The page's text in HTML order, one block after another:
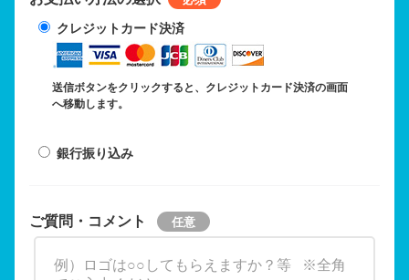
クレジットカード決済
送信ボタンをクリックすると、クレジットカード決済の画面
へ移動します。
銀行振り込み
ご質問・コメント